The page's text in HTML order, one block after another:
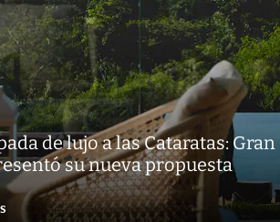
de lujo a las Cataratas: Gran
su nueva propuesta